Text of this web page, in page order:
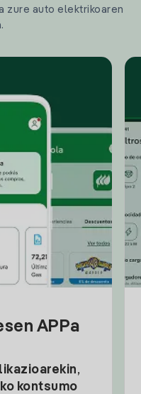
zure auto elektrikoaren
APPa
,
kontsumo